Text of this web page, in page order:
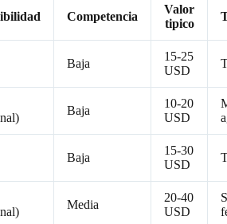
Competencia
Valor
tipico
Baja
15-25
USD
Baja
10-20
USD
Baja
15-30
USD
Media
20-40
USD